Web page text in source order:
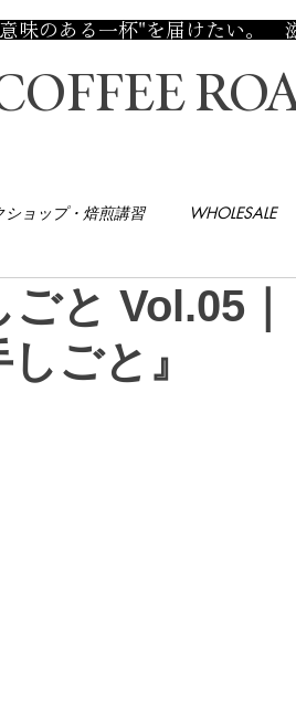
味のある一杯"を届けたい。
ショップ・焙煎講習 WHOLESALE
と Vol.05
ごと』